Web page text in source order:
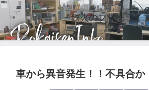
鉄火のフリーライ
車から異音発生！！不具合か